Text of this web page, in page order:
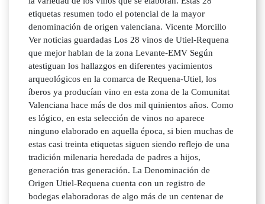
etiquetas resumen todo el potencial de la mayor
denominación de origen valenciana. Vicente Morcillo
Ver noticias guardadas Los 28 vinos de Utiel-Requena
que mejor hablan de la zona Levante-EMV Según
atestiguan los hallazgos en diferentes yacimientos
arqueológicos en la comarca de Requena-Utiel, los
íberos ya producían vino en esta zona de la Comunitat
Valenciana hace más de dos mil quinientos años. Como
es lógico, en esta selección de vinos no aparece
ninguno elaborado en aquella época, si bien muchas de
estas casi treinta etiquetas siguen siendo reflejo de una
tradición milenaria heredada de padres a hijos,
generación tras generación. La Denominación de
Origen Utiel-Requena cuenta con un registro de
bodegas elaboradoras de algo más de un centenar de